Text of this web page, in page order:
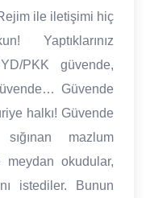
ile iletişimi hiç
Yaptıklarınız
PKK güvende,
Güvende
halkı! Güvende
mazlum
okudular,
istediler. Bunun